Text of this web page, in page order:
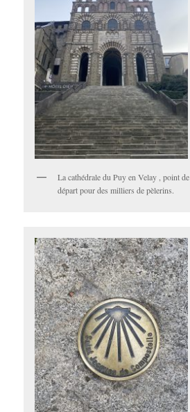
La cathédrale du Puy en Velay , point de
départ pour des milliers de pèlerins.